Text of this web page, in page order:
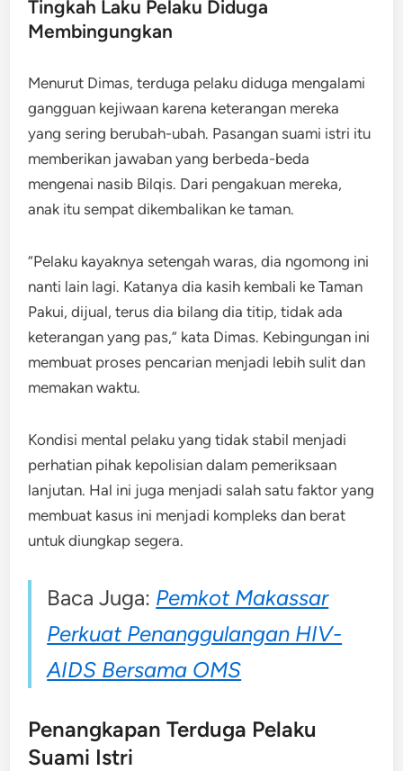
Tingkah Laku Pelaku Diduga
Membingungkan
Menurut Dimas, terduga pelaku diduga mengalami
gangguan kejiwaan karena keterangan mereka
yang sering berubah-ubah. Pasangan suami istri itu
memberikan jawaban yang berbeda-beda
mengenai nasib Bilqis. Dari pengakuan mereka,
anak itu sempat dikembalikan ke taman.
“Pelaku kayaknya setengah waras, dia ngomong ini
nanti lain lagi. Katanya dia kasih kembali ke Taman
Pakui, dijual, terus dia bilang dia titip, tidak ada
keterangan yang pas,” kata Dimas. Kebingungan ini
membuat proses pencarian menjadi lebih sulit dan
memakan waktu.
Kondisi mental pelaku yang tidak stabil menjadi
perhatian pihak kepolisian dalam pemeriksaan
lanjutan. Hal ini juga menjadi salah satu faktor yang
membuat kasus ini menjadi kompleks dan berat
untuk diungkap segera.
Baca Juga: Pemkot Makassar
Perkuat Penanggulangan HIV-
AIDS Bersama OMS
Penangkapan Terduga Pelaku
Suami Istri